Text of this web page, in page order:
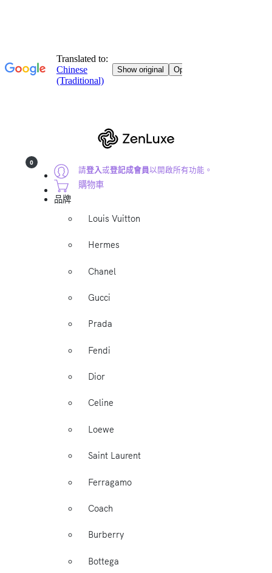
請登入或登記成會員以開啟所有功能。
0
購物車
品牌
Louis Vuitton
Hermes
Chanel
Gucci
Prada
Fendi
Dior
Celine
Loewe
Saint Laurent
Ferragamo
Coach
Burberry
Bottega